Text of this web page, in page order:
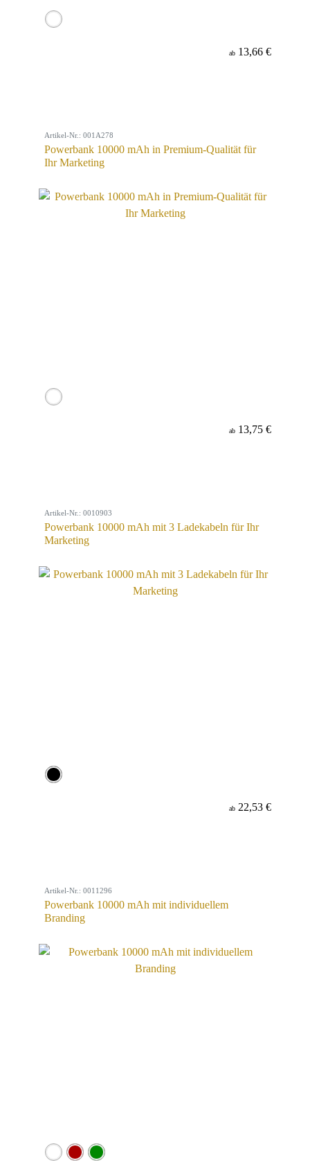
ab 13,66 €
Artikel-Nr.: 001A278
Powerbank 10000 mAh in Premium-Qualität für
Ihr Marketing
ab 13,75 €
Artikel-Nr.: 0010903
Powerbank 10000 mAh mit 3 Ladekabeln für Ihr
Marketing
ab 22,53 €
Artikel-Nr.: 0011296
Powerbank 10000 mAh mit individuellem
Branding